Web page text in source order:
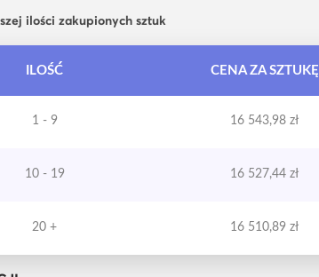
ilości zakupionych sztuk
ILOŚĆ CENA ZA SZTUKĘ
1 - 9 16 543,98 zł
10 - 19 16 527,44 zł
20 + 16 510,89 zł